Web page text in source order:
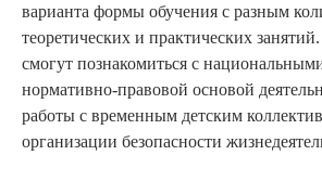
варианта формы обучения с разным
теоретических и практических
смогут познакомиться с
нормативно-правовой основой
работы с временным детским
организации безопасности